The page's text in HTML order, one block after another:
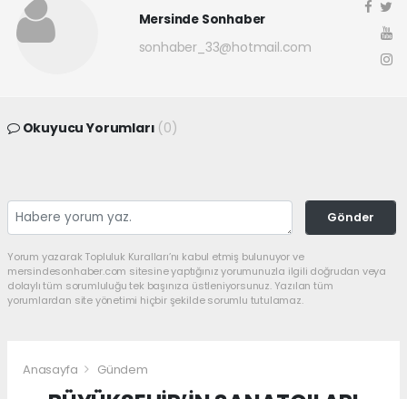
Mersinde Sonhaber
sonhaber_33@hotmail.com
Okuyucu Yorumları (0)
Gönder
Yorum yazarak Topluluk Kuralları’nı kabul etmiş bulunuyor ve
mersindesonhaber.com sitesine yaptığınız yorumunuzla ilgili doğrudan veya
dolaylı tüm sorumluluğu tek başınıza üstleniyorsunuz. Yazılan tüm
yorumlardan site yönetimi hiçbir şekilde sorumlu tutulamaz.
Anasayfa Gündem